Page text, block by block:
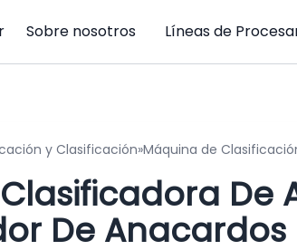
Sobre nosotros Líneas de
y Clasificación»Máquina de
De
De Anacardos